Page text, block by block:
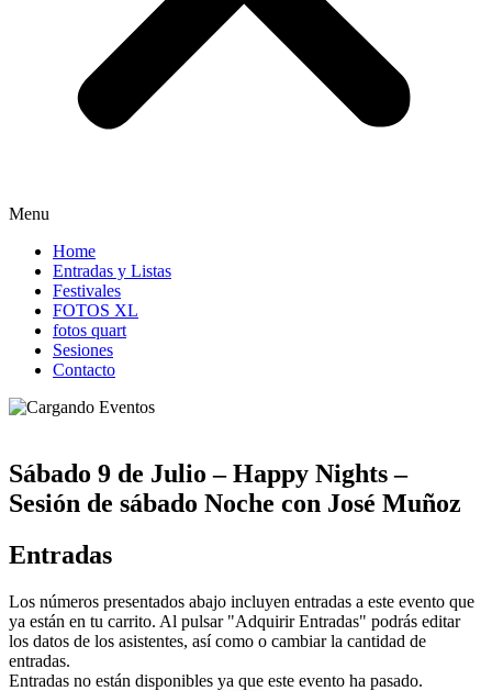
Menu
Home
Entradas y Listas
Festivales
FOTOS XL
fotos quart
Sesiones
Contacto
Sábado 9 de Julio – Happy Nights –
Sesión de sábado Noche con José Muñoz
Entradas
Los números presentados abajo incluyen entradas a este evento que
ya están en tu carrito. Al pulsar "Adquirir Entradas" podrás editar
los datos de los asistentes, así como o cambiar la cantidad de
entradas.
Entradas no están disponibles ya que este evento ha pasado.